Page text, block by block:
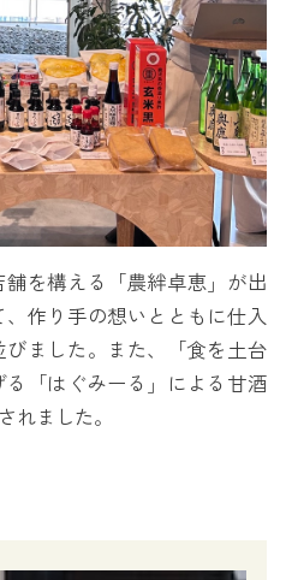
を構える「農絆卓恵」が出
作り手の想いとともに仕入
ました。また、「食を土台
「はぐみーる」による甘酒
れました。